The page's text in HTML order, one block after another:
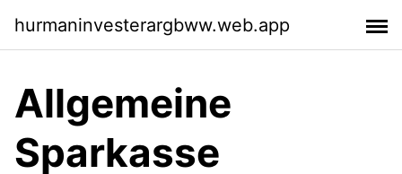
hurmaninvesterargbww.web.app
Allgemeine
Sparkasse